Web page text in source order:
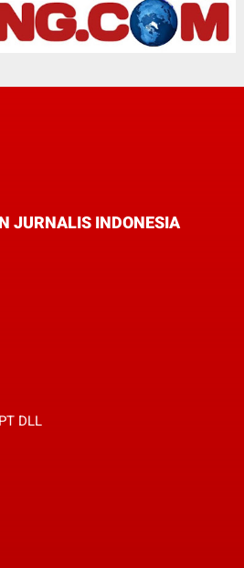
JURNALIS INDONESIA
DLL